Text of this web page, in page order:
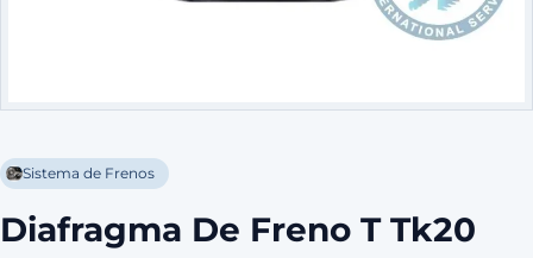
Sistema de Frenos
Diafragma De Freno T Tk20